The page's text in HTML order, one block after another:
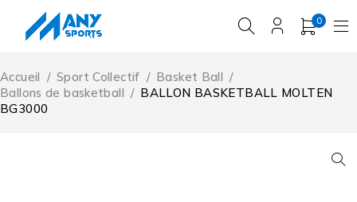
0
Accueil / Sport Collectif / Basket Ball /
Ballons de basketball / BALLON BASKETBALL MOLTEN
BG3000